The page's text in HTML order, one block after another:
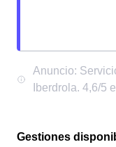
Gestiones